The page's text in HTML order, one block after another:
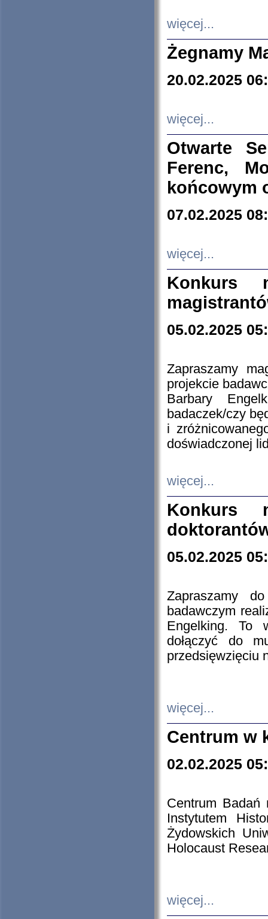
więcej...
Żegnamy
20.02.2025
więcej...
Otwarte
Ferenc,
końcowym
07.02.2025
więcej...
Konkurs
05.02.2025
Zapraszamy
projekcie
Barbary
badaczek/czy
i
doświadczonej
więcej...
Konkurs
05.02.2025
Zapraszamy
badawczym
Engelking. To
dołączyć do
przedsięwzięciu
więcej...
Centrum w
02.02.2025
Centrum Badań
Instytutem
Żydowskich
Holocaust
więcej...